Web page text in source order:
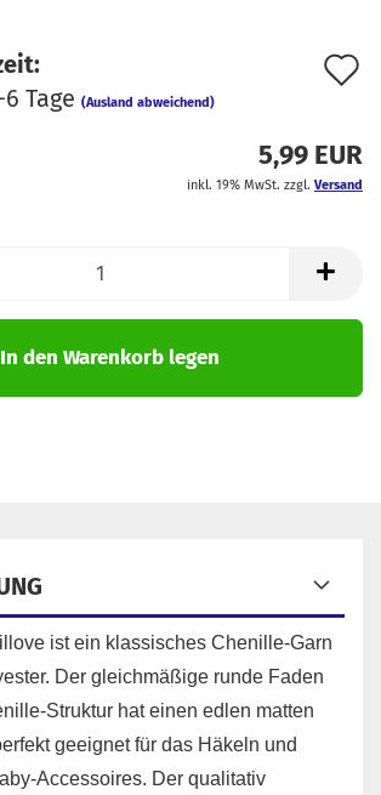
Tage (Ausland abweichend)
5,99 EUR
inkl. 19% MwSt. zzgl. Versand
In den Warenkorb legen
ist ein klassisches Chenille-Garn
Der gleichmäßige runde Faden
Struktur hat einen edlen matten
geeignet für das Häkeln und
Accessoires. Der qualitativ